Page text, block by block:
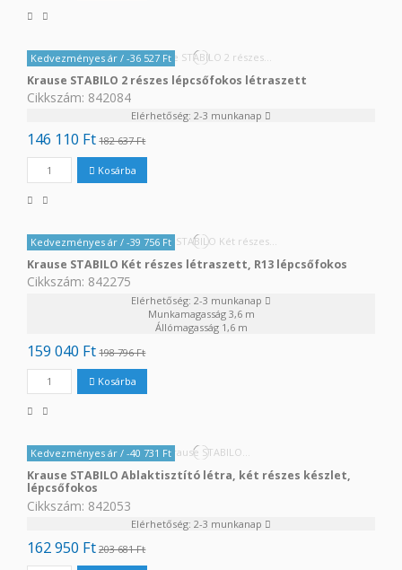
Kedvezményes ár/ -36 527 Ft
Krause STABILO 2 részes lépcsőfokos létraszett
Cikkszám: 842084
Elérhetőség: 2-3 munkanap
146 110 Ft 182 637 Ft
Kosárba
Kedvezményes ár/ -39 756 Ft
Krause STABILO Két részes létraszett, R13 lépcsőfokos
Cikkszám: 842275
Elérhetőség: 2-3 munkanap
Munkamagasság 3,6 m
Állómagasság 1,6 m
159 040 Ft 198 796 Ft
Kosárba
Kedvezményes ár/ -40 731 Ft
Krause STABILO Ablaktisztító létra, két részes készlet,
lépcsőfokos
Cikkszám: 842053
Elérhetőség: 2-3 munkanap
162 950 Ft 203 681 Ft